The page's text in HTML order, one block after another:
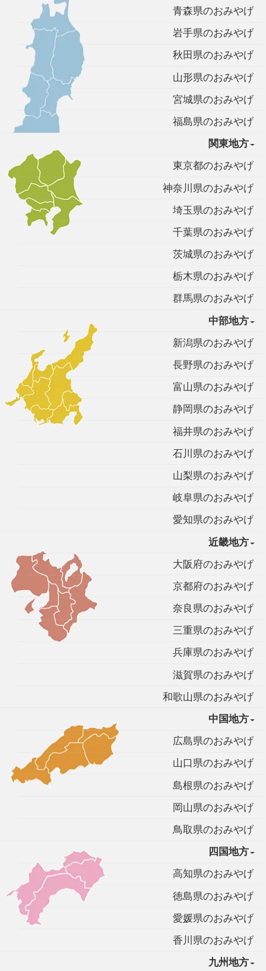
青森県のおみやげ
岩手県のおみやげ
秋田県のおみやげ
山形県のおみやげ
宮城県のおみやげ
福島県のおみやげ
関東地方
東京都のおみやげ
神奈川県のおみやげ
埼玉県のおみやげ
千葉県のおみやげ
茨城県のおみやげ
栃木県のおみやげ
群馬県のおみやげ
中部地方
新潟県のおみやげ
長野県のおみやげ
富山県のおみやげ
静岡県のおみやげ
福井県のおみやげ
石川県のおみやげ
山梨県のおみやげ
岐阜県のおみやげ
愛知県のおみやげ
近畿地方
大阪府のおみやげ
京都府のおみやげ
奈良県のおみやげ
三重県のおみやげ
兵庫県のおみやげ
滋賀県のおみやげ
和歌山県のおみやげ
中国地方
広島県のおみやげ
山口県のおみやげ
島根県のおみやげ
岡山県のおみやげ
鳥取県のおみやげ
四国地方
高知県のおみやげ
徳島県のおみやげ
愛媛県のおみやげ
香川県のおみやげ
九州地方